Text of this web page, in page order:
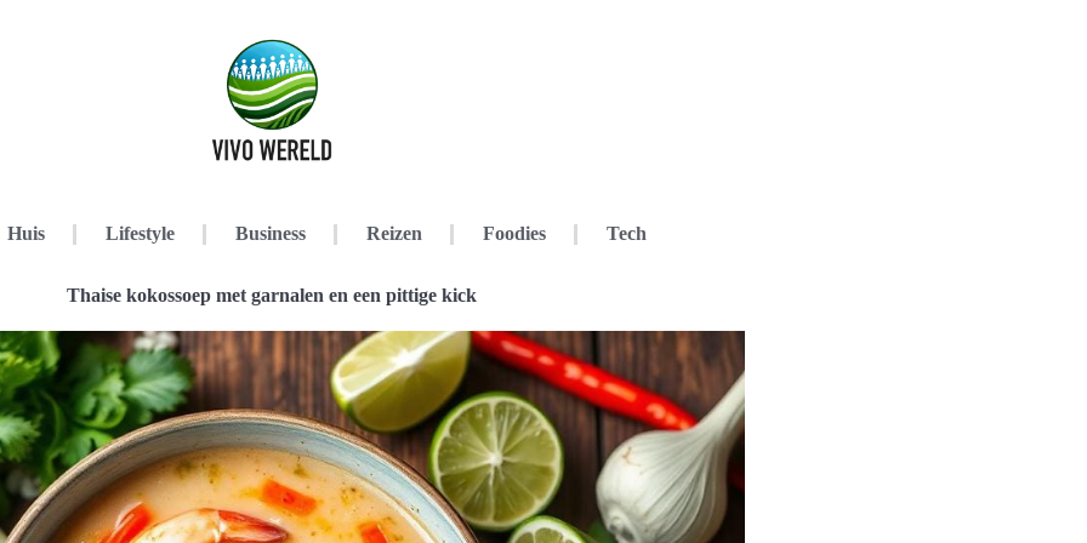
Huis Lifestyle Business Reizen Foodies Tech
Thaise kokossoep met garnalen en een pittige kick